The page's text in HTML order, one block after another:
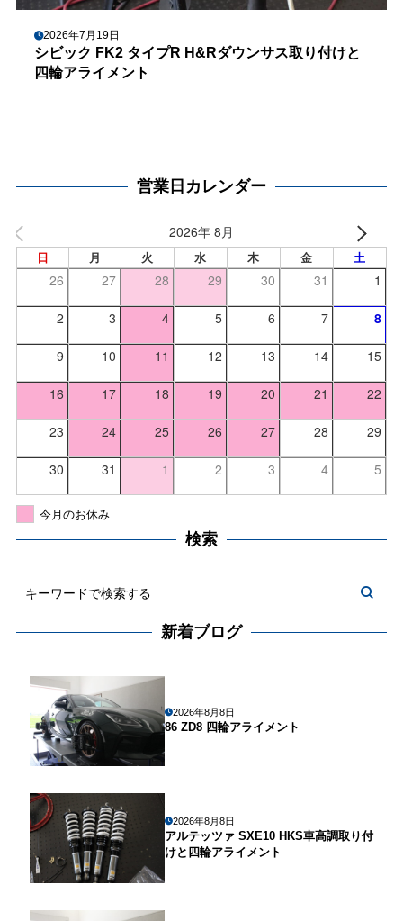
2026年7月19日
シビック FK2 タイプR H&Rダウンサス取り付けと
四輪アライメント
営業日カレンダー
2026年 8月
日 月 火 水 木 金 土
26 27 28 29 30 31 1
2 3 4 5 6 7 8
9 10 11 12 13 14 15
16 17 18 19 20 21 22
23 24 25 26 27 28 29
30 31 1 2 3 4 5
今月のお休み
検索
新着ブログ
2026年8月8日
86 ZD8 四輪アライメント
2026年8月8日
アルテッツァ SXE10 HKS車高調取り付
けと四輪アライメント